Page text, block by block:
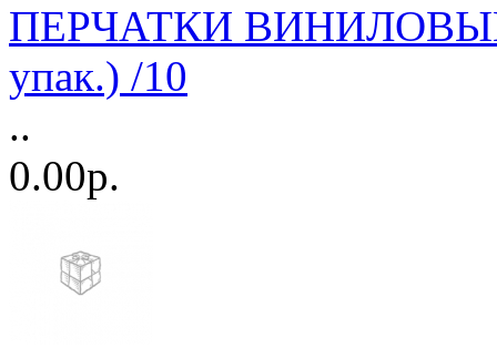
ПЕРЧАТКИ
упак.) /10
..
0.00р.